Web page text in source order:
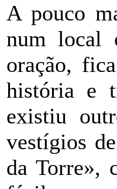
A pouco
num local
oração,
história e
existiu
vestígios
da Torre»,